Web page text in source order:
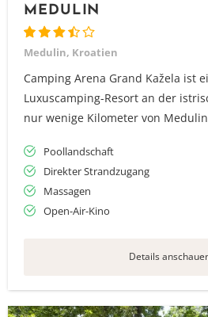
MEDULIN
Medulin, Kroatien
Camping Arena Grand Kažela ist
Luxuscamping-Resort an der
nur wenige Kilometer von
Poollandschaft
Direkter Strandzugang
Massagen
Open-Air-Kino
Details